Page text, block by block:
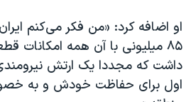
او اضافه کرد: «من فکر می‌کنم
۸۵ میلیونی با آن همه امکانات
داشت که مجددا یک ارتش
اول برای حفاظت خودش و به